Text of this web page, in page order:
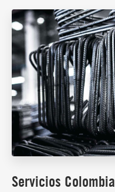
Servicios Colombia